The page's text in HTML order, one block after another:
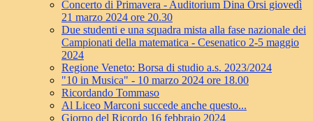
Concerto di Primavera - Auditorium Dina Orsi giovedì
21 marzo 2024 ore 20.30
Due studenti e una squadra mista alla fase nazionale dei
Campionati della matematica - Cesenatico 2-5 maggio
2024
Regione Veneto: Borsa di studio a.s. 2023/2024
"10 in Musica" - 10 marzo 2024 ore 18.00
Ricordando Tommaso
Al Liceo Marconi succede anche questo...
Giorno del Ricordo 16 febbraio 2024